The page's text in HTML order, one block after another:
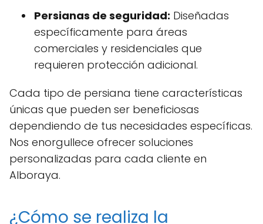
Persianas de seguridad: Diseñadas
específicamente para áreas
comerciales y residenciales que
requieren protección adicional.
Cada tipo de persiana tiene características
únicas que pueden ser beneficiosas
dependiendo de tus necesidades específicas.
Nos enorgullece ofrecer soluciones
personalizadas para cada cliente en
Alboraya.
¿Cómo se realiza la